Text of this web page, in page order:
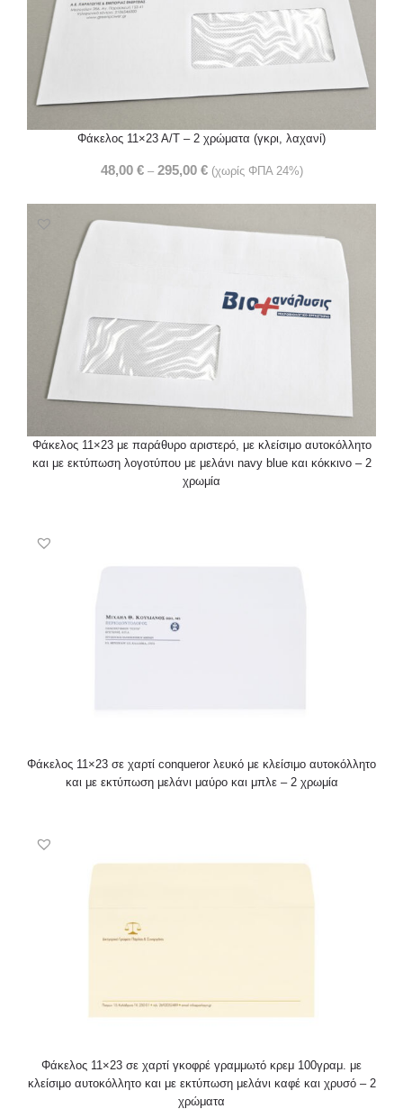
Φάκελος 11×23 Α/Τ – 2 χρώματα (γκρι, λαχανί)
48,00 € – 295,00 € (χωρίς ΦΠΑ 24%)
Φάκελος 11×23 με παράθυρο αριστερό, με κλείσιμο αυτοκόλλητο
και με εκτύπωση λογοτύπου με μελάνι navy blue και κόκκινο – 2
χρωμία
Φάκελος 11×23 σε χαρτί conqueror λευκό με κλείσιμο αυτοκόλλητο
και με εκτύπωση μελάνι μαύρο και μπλε – 2 χρωμία
Φάκελος 11×23 σε χαρτί γκοφρέ γραμμωτό κρεμ 100γραμ. με
κλείσιμο αυτοκόλλητο και με εκτύπωση μελάνι καφέ και χρυσό – 2
χρώματα